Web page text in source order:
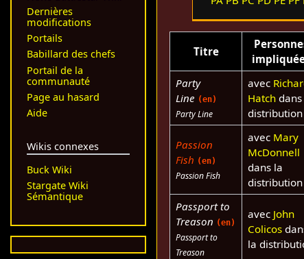
Titre
Party
Line (en)
Party Line
avec
Hatchdans
distribution
Passion
Fish (en)
Passion Fish
avec Mary
McDonnell
dans la
distribution
Passport to
Treason (en)
Passport to
Treason
avec John
Colicos
la
Dernières
modifications
Portails
Babillard des chefs
Portail de la
communauté
Page au hasard
Aide
Wikis connexes
Buck Wiki
Stargate Wiki
Sémantique